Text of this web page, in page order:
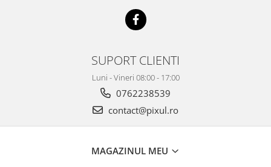
SUPORT CLIENTI
Luni - Vineri 08:00 - 17:00
0762238539
contact@pixul.ro
MAGAZINUL MEU